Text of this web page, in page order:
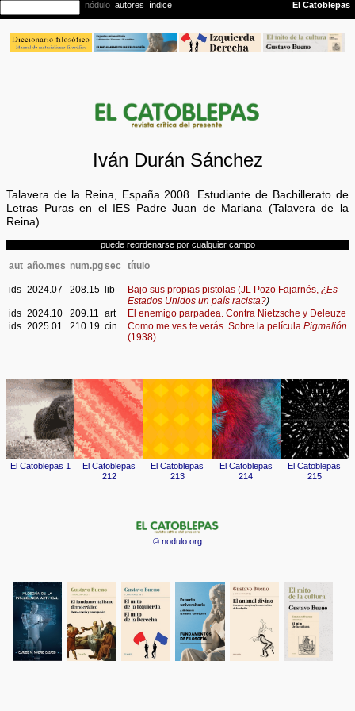
Iván Durán Sánchez
Talavera de la Reina, España 2008. Estudiante de Bachillerato de
Letras Puras en el IES Padre Juan de Mariana (Talavera de la
Reina).
puede reordenarse por cualquier campo
aut año.mes num.pgsec título
ids 2024.07 208.15 lib Bajo sus propias pistolas (JL Pozo Fajarnés, ¿Es
Estados Unidos un país racista?)
ids 2024.10 209.11 art
El enemigo parpadea. Contra Nietzsche y Deleuze
ids 2025.01 210.19 cin Como me ves te verás. Sobre la película Pigmalión
(1938)
© nodulo.org